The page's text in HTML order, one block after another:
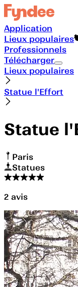
Application
Lieux populaires
Professionnels
Télécharger
Lieux populaires
Statue l'Effort
Statue
Paris
Statues
2 avis